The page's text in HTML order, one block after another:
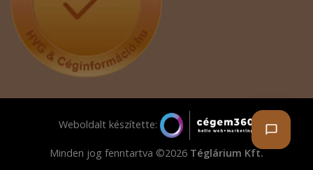
Weboldalt készítette:
Minden jog fenntartva ©2026 Téglárium Kft.